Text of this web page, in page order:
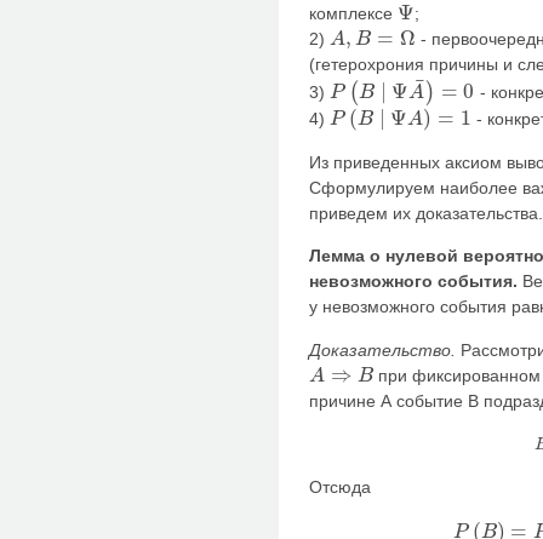
комплексе Ψ
Ψ ;
2) A, B = Ω
A,B =Ω
-
(гетерохрония причины и
3) P (B ΨA
¯) = 0
P(B∣Ψ )=0
-
4) P (B ΨA) = 1
P(B ∣Ψ =1 -
Из приведенных аксиом
Сформулируем наиболее
приведем их доказательства.
Лемма о нулевой
невозможного события.
у невозможного события
Доказательство.
A ⇒ B
A⇒ B
при
причине А событие В
B
Отсюда
P (B) =
P(B)=P ( AB) +